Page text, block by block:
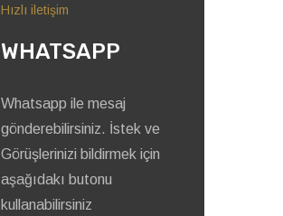
Hızlı iletişim
WHATSAPP
Whatsapp ile mesaj
gönderebilirsiniz. İstek ve
Görüşlerinizi bildirmek için
aşağıdakı butonu
kullanabilirsiniz